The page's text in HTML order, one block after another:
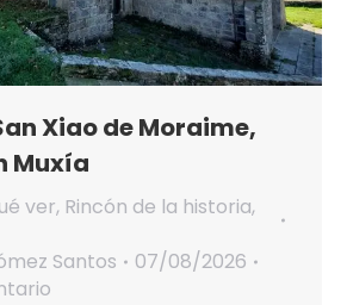
Xiao de Moraime,
Muxía
ver, Rincón de la historia,
Santos
07/08/2026